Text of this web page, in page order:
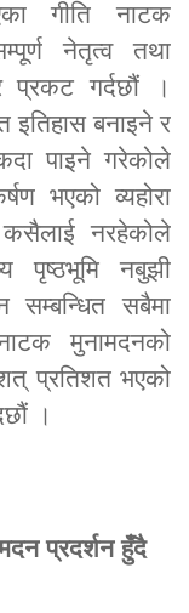
गीति नाटक
नेतृत्व तथा
प्रकट गर्दछौं ।
इतिहास बनाइने र
पाइने गरेकोले
भएको व्यहोरा
नरहेकोले
पृष्ठभूमि नबुझी
सम्बन्धित सबैमा
मुनामदनको
प्रतिशत भएको
।
प्रदर्शन हुँदै